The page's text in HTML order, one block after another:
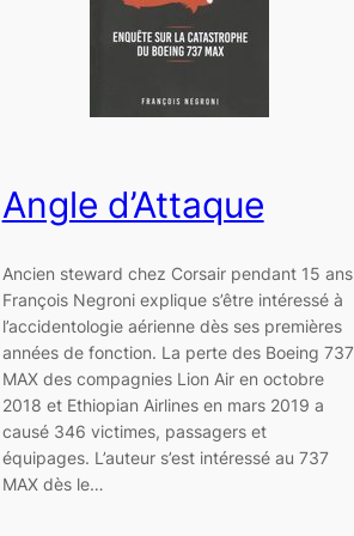
Angle d’Attaque
Ancien steward chez Corsair pendant 15
François Negroni explique s’être intéressé à
l’accidentologie aérienne dès ses premières
années de fonction. La perte des Boeing 737
MAX des compagnies Lion Air en octobre
2018 et Ethiopian Airlines en mars 2019 a
causé 346 victimes, passagers et
équipages. L’auteur s’est intéressé au 737
MAX dès le…